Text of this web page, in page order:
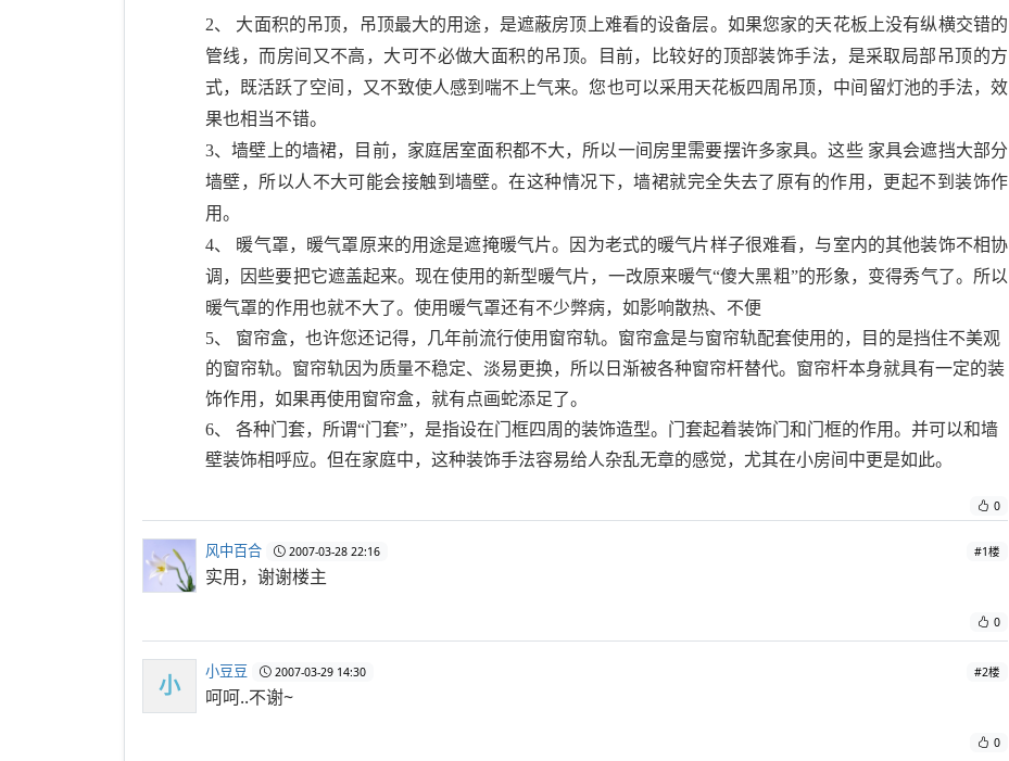
2、
大面积的吊顶，吊顶最大的用途，是遮蔽房顶上难看的设备层。如果您家的天花板上没有纵横交错的
管线，而房间又不高，大可不必做大面积的吊顶。目前，比较好的顶部装饰手法，是采取局部吊顶的方
式，既活跃了空间，又不致使人感到喘不上气来。您也可以采用天花板四周吊顶，中间留灯池的手法，效
果也相当不错。
3、墙壁上的墙裙，目前，家庭居室面积都不大，所以一间房里需要摆许多家具。这些 家具会遮挡大部分
墙壁，所以人不大可能会接触到墙壁。在这种情况下，墙裙就完全失去了原有的作用，更起不到装饰作
用。
4、
暖气罩，暖气罩原来的用途是遮掩暖气片。因为老式的暖气片样子很难看，与室内的其他装饰不相协
调，因些要把它遮盖起来。现在使用的新型暖气片，一改原来暖气“傻大黑粗”的形象，变得秀气了。所以
暖气罩的作用也就不大了。使用暖气罩还有不少弊病，如影响散热、不便
5、
窗帘盒，也许您还记得，几年前流行使用窗帘轨。窗帘盒是与窗帘轨配套使用的，目的是挡住不美观
的窗帘轨。窗帘轨因为质量不稳定、淡易更换，所以日渐被各种窗帘杆替代。窗帘杆本身就具有一定的装
饰作用，如果再使用窗帘盒，就有点画蛇添足了。
6、 各种门套，所谓“门套”，是指设在门框四周的装饰造型。门套起着装饰门和门框的作用。并可以和墙
壁装饰相呼应。但在家庭中，这种装饰手法容易给人杂乱无章的感觉，尤其在小房间中更是如此。
0
风中百合 2007-03-28 22:16 #1楼
实用，谢谢楼主
0
小 小豆豆 2007-03-29 14:30 #2楼
呵呵..不谢~
0